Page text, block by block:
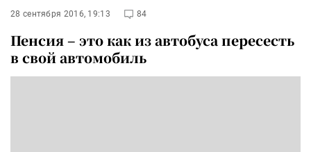
28 сентября 2016, 19:13 84
Пенсия – это как из автобуса пересесть
в свой автомобиль